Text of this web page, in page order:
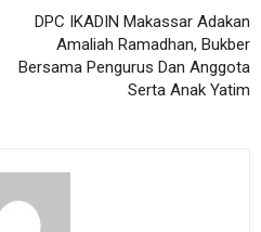
DPC IKADIN Makassar Adakan
Amaliah Ramadhan, Bukber
Bersama Pengurus Dan Anggota
Serta Anak Yatim